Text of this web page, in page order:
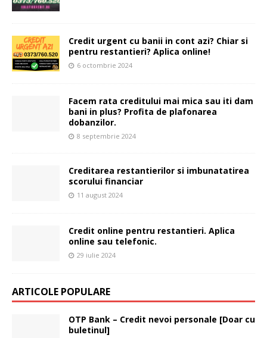
Credit urgent cu banii in cont azi? Chiar si
pentru restantieri? Aplica online!
6 octombrie 2024
Facem rata creditului mai mica sau iti dam
bani in plus? Profita de plafonarea
dobanzilor.
8 septembrie 2024
Creditarea restantierilor si imbunatatirea
scorului financiar
11 august 2024
Credit online pentru restantieri. Aplica
online sau telefonic.
29 iulie 2024
ARTICOLE POPULARE
OTP Bank – Credit nevoi personale [Doar cu
buletinul]